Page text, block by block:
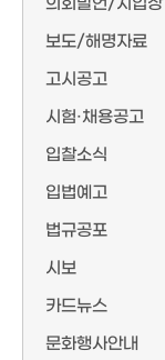
보도/해명자료
고시공고
시험·채용공고
입찰소식
입법예고
법규공포
시보
카드뉴스
문화행사안내